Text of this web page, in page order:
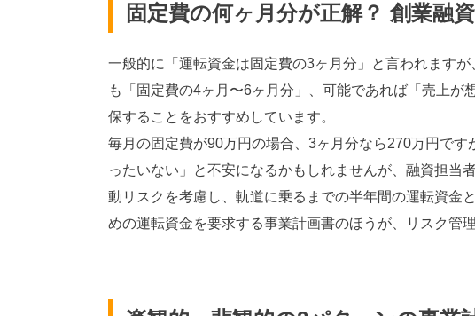
固定費の何ヶ月分が正解？ 創業融
一般的に「運転資金は固定費の3ヶ月分」と言われます
も「固定費の4ヶ月〜6ヶ月分」、可能であれば「売上
保することをおすすめしています。
毎月の固定費が90万円の場合、3ヶ月分なら270万円で
ったいない」と不安になるかもしれませんが、融資担当
動リスクを考慮し、軌道に乗るまでの半年間の運転資金
めの運転資金を要求する事業計画書のほうが、リスク管